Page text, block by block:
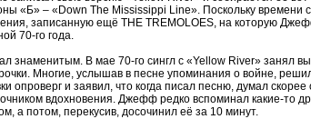
«Б» – «Down The Mississippi Line». Поскольку
записанную ещё THE TREMOLOES, на которую
70-го года.
знаменитым. В мае 70-го сингл с «Yellow River» занял
Многие, услышав в песне упоминания о войне,
опроверг и заявил, что когда писал песню, думал
вдохновения. Джефф редко вспоминал какие-то
а потом, перекусив, досочинил её за 10 минут.